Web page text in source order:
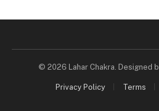
© 2026 Lahar Chakra. Designed
Privacy Policy Terms